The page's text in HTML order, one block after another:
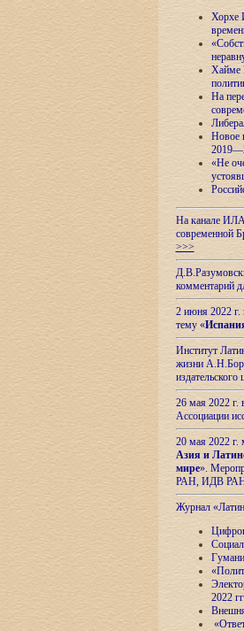
Хорхе
Хайме
На
Новое
«Не
На канале ИЛА
современной
>>>
комментарий
2 июня 2022 г.
тему «
Институт
жизни
26 мая 2022
Ассоциации
20 мая 2022
Азия и
мире».
РАН, ИДВ
Журнал
2022